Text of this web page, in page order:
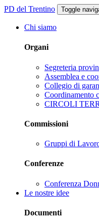
PD del Trentino Toggle
Chi siamo
Organi
Segreteria
Assemblea e
Collegio di
Coordinamento
CIRCOLI
Commissioni
Gruppi di
Conferenze
Conferenza
Le nostre idee
Documenti